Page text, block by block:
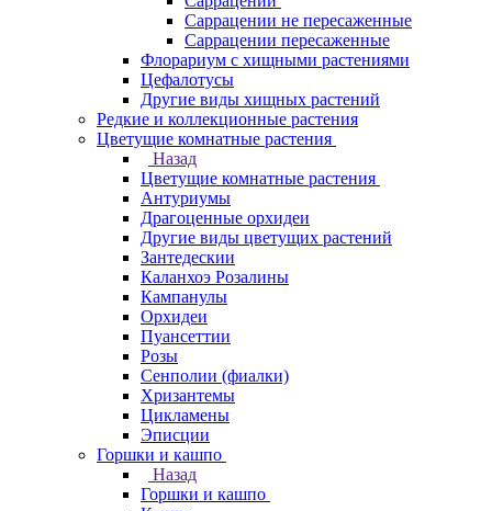
Саррацении не пересаженные
Саррацении пересаженные
Флорариум с хищными растениями
Цефалотусы
Другие виды хищных растений
Редкие и коллекционные растения
Цветущие комнатные растения
Назад
Цветущие комнатные растения
Антуриумы
Драгоценные орхидеи
Другие виды цветущих растений
Зантедескии
Каланхоэ Розалины
Кампанулы
Орхидеи
Пуансеттии
Розы
Сенполии (фиалки)
Хризантемы
Цикламены
Эписции
Горшки и кашпо
Назад
Горшки и кашпо